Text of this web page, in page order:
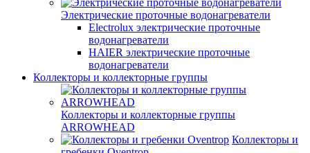
Электрические проточные водонагреватели
Electrolux электрические проточные
водонагреватели
HAIER электрические проточные
водонагреватели
Коллекторы и коллекторные группы
Коллекторы и коллекторные группы
ARROWHEAD
Коллекторы и